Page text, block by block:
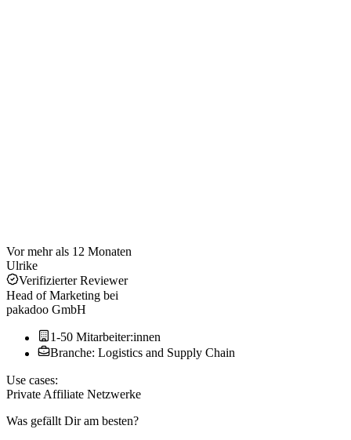
Vor mehr als 12 Monaten
Ulrike
Verifizierter Reviewer
Head of Marketing bei
pakadoo GmbH
1-50 Mitarbeiter:innen
Branche: Logistics and Supply Chain
Use cases:
Private Affiliate Netzwerke
Was gefällt Dir am besten?